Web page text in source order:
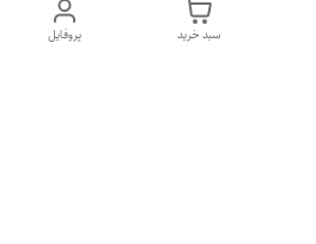
پروفایل سبد خرید